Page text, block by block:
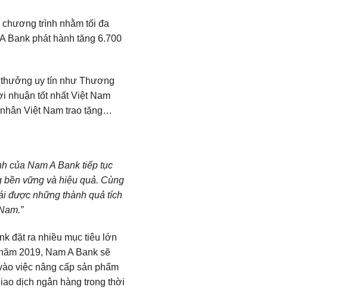
trình nhằm tối đa
Bank phát hành tăng 6.700
thưởng uy tín như Thương
nhuận tốt nhất Việt Nam
Việt Nam trao tặng…
của Nam A Bank tiếp tục
bền vững và hiệu quả. Cùng
được những thành quả tích
đặt ra nhiều mục tiêu lớn
2019, Nam A Bank sẽ
việc nâng cấp sản phẩm
dịch ngân hàng trong thời